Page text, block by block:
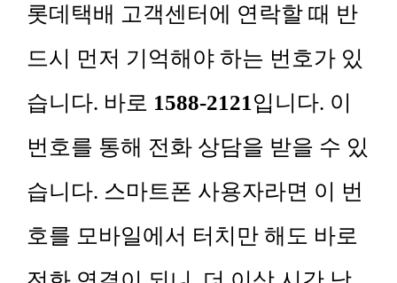
롯데택배 고객센터에 연락할 때 반
드시 먼저 기억해야 하는 번호가 있
습니다. 바로 1588-2121입니다. 이
번호를 통해 전화 상담을 받을 수 있
습니다. 스마트폰 사용자라면 이 번
호를 모바일에서 터치만 해도 바로